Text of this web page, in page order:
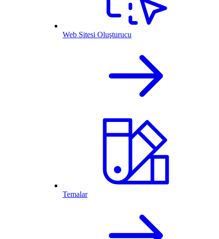
Web Sitesi Oluşturucu
Temalar